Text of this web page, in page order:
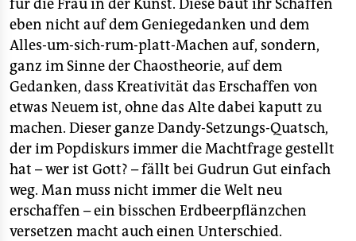
für die Frau in der Kunst. Diese baut ihr Schaffen
eben nicht auf dem Geniegedanken und dem
Alles-um-sich-rum-platt-Machen auf, sondern,
ganz im Sinne der Chaostheorie, auf dem
Gedanken, dass Kreativität das Erschaffen von
etwas Neuem ist, ohne das Alte dabei kaputt zu
machen. Dieser ganze Dandy-Setzungs-Quatsch,
der im Popdiskurs immer die Machtfrage gestellt
hat – wer ist Gott? – fällt bei Gudrun Gut einfach
weg. Man muss nicht immer die Welt neu
erschaffen – ein bisschen Erdbeerpflänzchen
versetzen macht auch einen Unterschied.